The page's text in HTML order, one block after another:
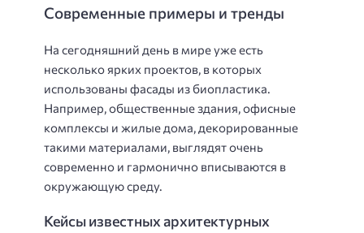
Современные примеры и тренды
На сегодняшний день в мире уже есть
несколько ярких проектов, в которых
использованы фасады из биопластика.
Например, общественные здания, офисные
комплексы и жилые дома, декорированные
такими материалами, выглядят очень
современно и гармонично вписываются в
окружающую среду.
Кейсы известных архитектурных